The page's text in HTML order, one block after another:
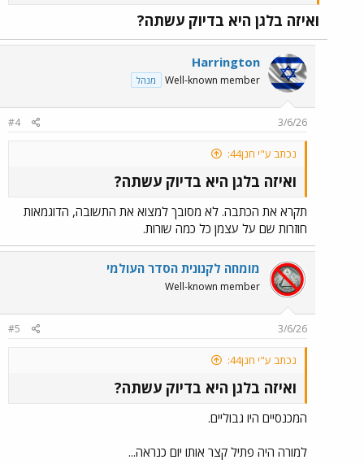
ואיזה בלגן היא בדיוק עשתה?
Harrington
Well-known member מנהל
3/6/26
#4
נכתב ע"י חנן44:
ואיזה בלגן היא בדיוק עשתה?
תקרא את הכתבה. לא מסובך למצוא את התשובה, הדוגמאות
חוזרות שם על עצמן כל כמה שורות.
מומחה לקנונית הסדר העולמי
Well-known member
3/6/26
#5
נכתב ע"י חנן44:
ואיזה בלגן היא בדיוק עשתה?
המכנסיים היו גבוליים.
למורה היה פתיל קצר אותו יום כנראה...